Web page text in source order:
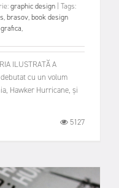
graphic design Tags:
,brasov,book design
,
ILUSTRATĂ A
debutat cu un volum
Hawker Hurricane, și
5127